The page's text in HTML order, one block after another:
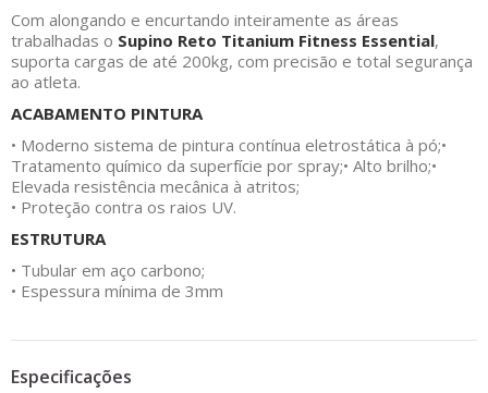
Com alongando e encurtando inteiramente as áreas
trabalhadas o Supino Reto Titanium Fitness Essential,
suporta cargas de até 200kg, com precisão e total segurança
ao atleta.
ACABAMENTO PINTURA
• Moderno sistema de pintura contínua eletrostática à pó;•
Tratamento químico da superfície por spray;• Alto brilho;•
Elevada resistência mecânica à atritos;
• Proteção contra os raios UV.
ESTRUTURA
• Tubular em aço carbono;
• Espessura mínima de 3mm
Especificações